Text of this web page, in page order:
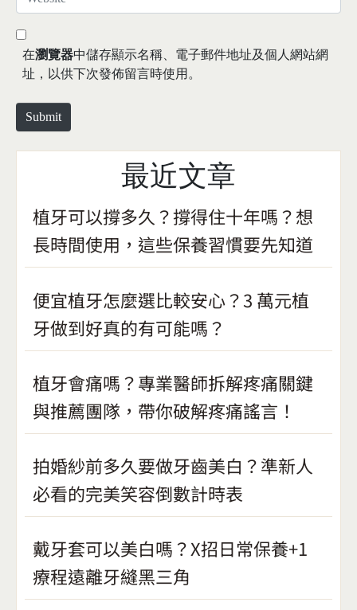
*
e
b
e
在瀏覽器中儲存顯示名稱、電子郵件地址及個人網站網
址，以供下次發佈留言時使用。
Submit
最近文章
植牙可以撐多久？撐得住十年嗎？想
長時間使用，這些保養習慣要先知道
便宜植牙怎麼選比較安心？3 萬元植
牙做到好真的有可能嗎？
植牙會痛嗎？專業醫師拆解疼痛關鍵
與推薦團隊，帶你破解疼痛謠言！
拍婚紗前多久要做牙齒美白？準新人
必看的完美笑容倒數計時表
戴牙套可以美白嗎？X招日常保養+1
療程遠離牙縫黑三角